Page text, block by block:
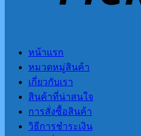
หน้าแรก
หมวดหมู่สินค้า
เกี่ยวกับเรา
สินค้าที่น่าสนใจ
การสั่งซื้อสินค้า
วิธีการชำระเงิน